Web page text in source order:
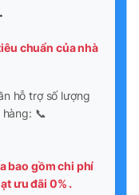
chuẩn của nhà
hỗ trợ số lượng
📞
bao gồm chi phí
ưu đãi 0% .